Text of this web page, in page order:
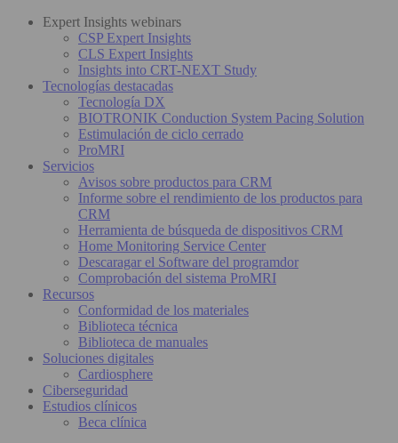
Expert Insights webinars
CSP Expert Insights
CLS Expert Insights
Insights into CRT-NEXT Study
Tecnologías destacadas
Tecnología DX
BIOTRONIK Conduction System Pacing Solution
Estimulación de ciclo cerrado
ProMRI
Servicios
Avisos sobre productos para CRM
Informe sobre el rendimiento de los productos para
CRM
Herramienta de búsqueda de dispositivos CRM
Home Monitoring Service Center
Descaragar el Software del programdor
Comprobación del sistema ProMRI
Recursos
Conformidad de los materiales
Biblioteca técnica
Biblioteca de manuales
Soluciones digitales
Cardiosphere
Ciberseguridad
Estudios clínicos
Beca clínica